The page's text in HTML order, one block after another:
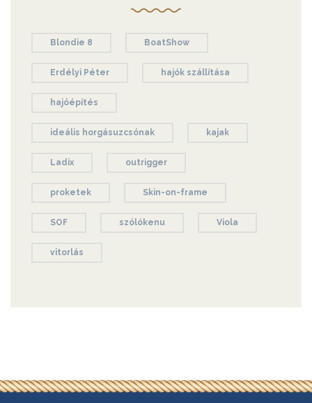
Blondie 8 BoatShow
Erdélyi Péter hajók szállítása
hajóépítés
ideális horgásuzcsónak kajak
Ladix outrigger
proketek Skin-on-frame
SOF szólókenu Viola
vitorlás